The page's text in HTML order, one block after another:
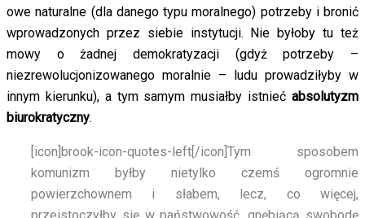
owe naturalne (dla danego typu moralnego) potrzeby i bronić
wprowadzonych przez siebie instytucji. Nie byłoby tu też
mowy o żadnej demokratyzacji (gdyż potrzeby –
niezrewolucjonizowanego moralnie – ludu prowadziłyby w
innym kierunku), a tym samym musiałby istnieć absolutyzm
biurokratyczny.
[icon]brook-icon-quotes-left[/icon] Tym sposobem
komunizm byłby nietylko czemś ogromnie
powierzchownem i słabem, lecz, co więcej,